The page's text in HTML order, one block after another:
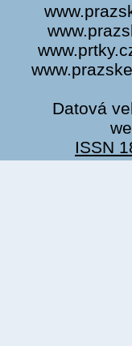
Datová
ISSN